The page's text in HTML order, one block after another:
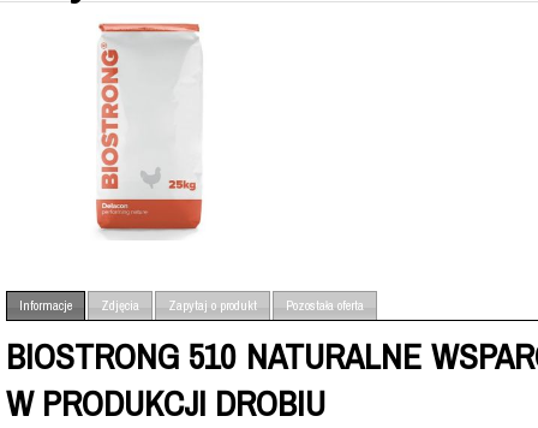
Informacje Zdjęcia Zapytaj o produkt Pozostała oferta
BIOSTRONG 510NATURALNE
W PRODUKCJI DROBIU